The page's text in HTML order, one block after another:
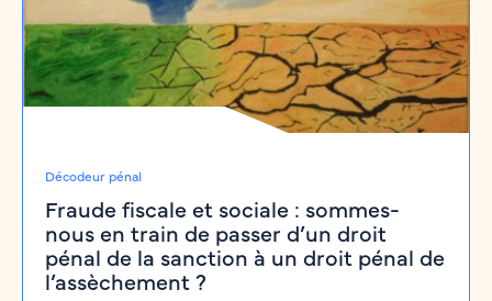
Décodeur pénal
Fraude fiscale et sociale : sommes-
nous en train de passer d’un droit
pénal de la sanction à un droit pénal de
l’assèchement ?